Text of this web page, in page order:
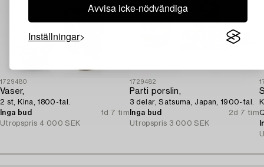
Avvisa icke-nödvändiga
Inställningar
1729480
Vaser,
2 st, Kina, 1800-tal.
Inga bud
1d 7 tim
Utropspris 4 000 SEK
1729482
Parti porslin,
3 delar, Satsuma, Japan, 1900-tal.
Inga bud
2d 7 tim
Utropspris 3 000 SEK